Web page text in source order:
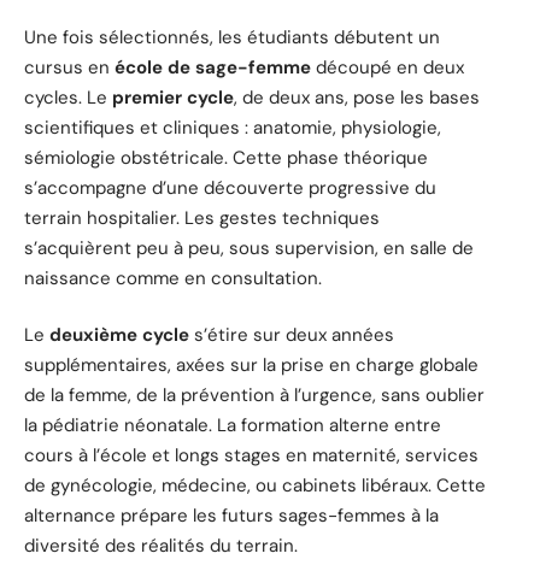
Une fois sélectionnés, les étudiants débutent un
cursus en école de sage-femme découpé en deux
cycles. Le premier cycle, de deux ans, pose les bases
scientifiques et cliniques : anatomie, physiologie,
sémiologie obstétricale. Cette phase théorique
s’accompagne d’une découverte progressive du
terrain hospitalier. Les gestes techniques
s’acquièrent peu à peu, sous supervision, en salle de
naissance comme en consultation.
Le deuxième cycle s’étire sur deux années
supplémentaires, axées sur la prise en charge globale
de la femme, de la prévention à l’urgence, sans oublier
la pédiatrie néonatale. La formation alterne entre
cours à l’école et longs stages en maternité, services
de gynécologie, médecine, ou cabinets libéraux. Cette
alternance prépare les futurs sages-femmes à la
diversité des réalités du terrain.